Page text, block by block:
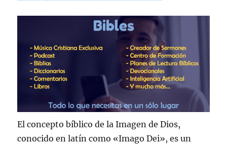
El concepto bíblico de la Imagen de Dios,
conocido en latín como «Imago Dei», es un